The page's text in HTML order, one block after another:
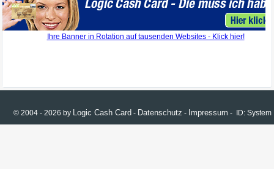
© 2004 - 2026 by Logic Cash Card - Datenschutz - Impressum - ID: